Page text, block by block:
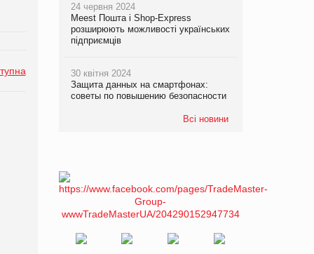
24 червня 2024
Meest Пошта і Shop-Express
розширюють можливості українських
підприємців
30 квітня 2024
Защита данных на смартфонах:
советы по повышению безопасности
Всі новини